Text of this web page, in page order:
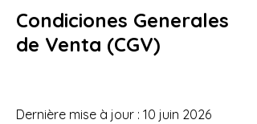
Condiciones Generales
de Venta (CGV)
Dernière mise à jour : 10 juin 2026